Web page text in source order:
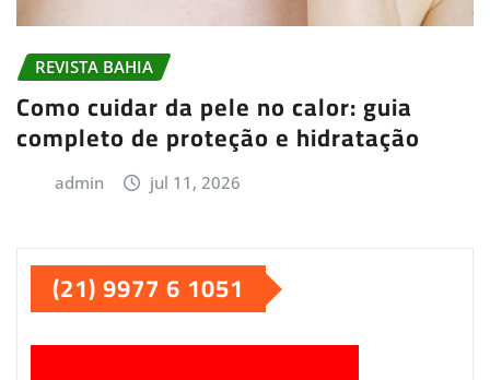
REVISTA BAHIA
Como cuidar da pele no calor: guia
completo de proteção e hidratação
admin jul 11, 2026
(21) 9977 6 1051